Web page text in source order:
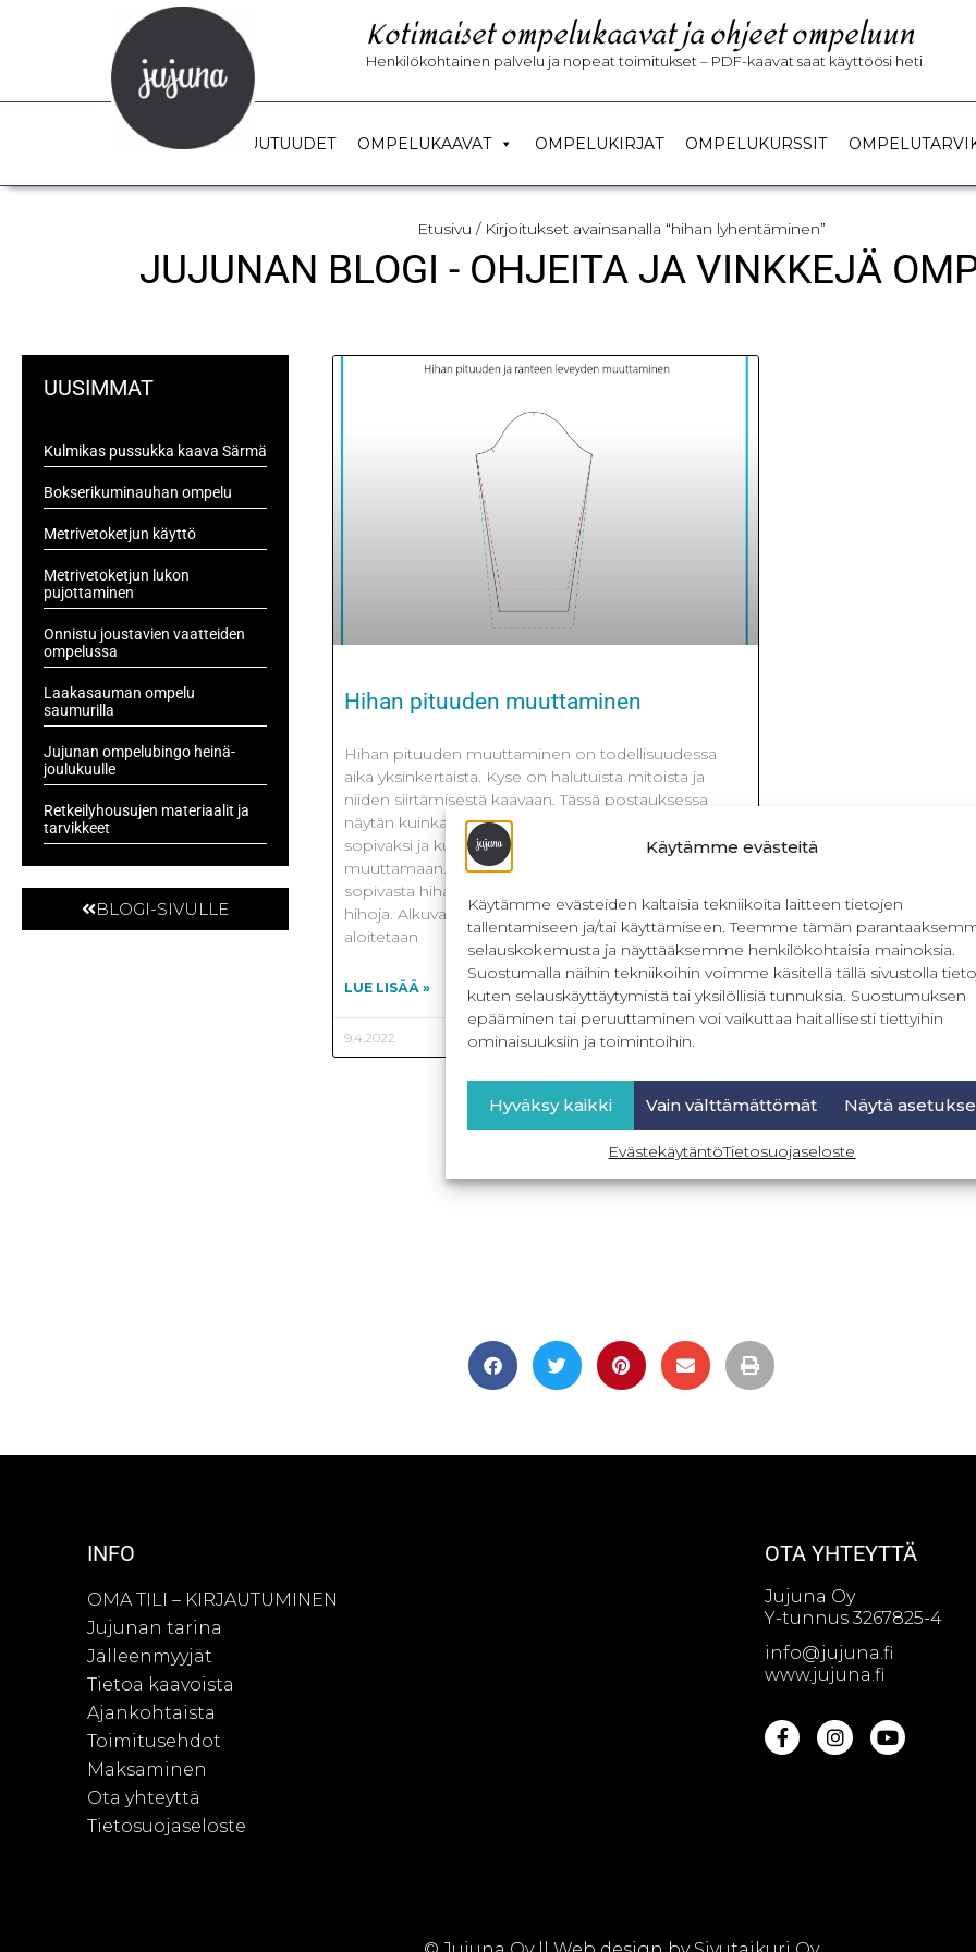
Käytämme evästeitä
Käytämme evästeiden kaltaisia tekniikoita laitteen tietojen
tallentamiseen ja/tai käyttämiseen. Teemme tämän
selauskokemusta ja näyttääksemme henkilökohtaisia mainoksia.
Suostumalla näihin tekniikoihin voimme käsitellä tällä sivustolla
kuten selauskäyttäytymistä tai yksilöllisiä tunnuksia. Suostumuksen
epääminen tai peruuttaminen voi vaikuttaa haitallisesti tiettyihin
ominaisuuksiin ja toimintoihin.
Hyväksy kaikki Vain välttämättömät Näytä
EvästekäytäntöTietosuojaseloste
Kotimaiset ompelukaavat ja ohjeet ompeluun
Henkilökohtainen palvelu ja nopeat toimitukset – PDF-kaavat saat käyttöösi heti
UUTUUDET OMPELUKAAVAT OMPELUKIRJAT OMPELUKURSSIT
Etusivu / Kirjoitukset avainsanalla “hihan lyhentäminen”
JUJUNAN BLOGI - OHJEITA JA VINKKEJÄ
UUSIMMAT
Kulmikas pussukka kaava Särmä
Bokserikuminauhan ompelu
Metrivetoketjun käyttö
Metrivetoketjun lukon
pujottaminen
Onnistu joustavien vaatteiden
ompelussa
Laakasauman ompelu
saumurilla
Jujunan ompelubingo heinä-
joulukuulle
Retkeilyhousujen materiaalit ja
tarvikkeet
BLOGI-SIVULLE
Hihan pituuden muuttaminen
Hihan pituuden muuttaminen on todellisuudessa
aika yksinkertaista. Kyse on halutuista mitoista ja
niiden siirtämisestä kaavaan. Tässä postauksessa
näytän kuinka hihan pituuden saa omaan käteen
sopivaksi ja kuinka ranteen leveyttä pystyy
muuttamaan. Tekstin lopussa on ohje kuinka omasta
sopivasta hihan kaavasta saat muutettua eri pituisia
hihoja. Alkuvalmistelut Kaavaan tehtävät muutokset
aloitetaan
LUE LISÄÄ »
9.4.2022
INFO
OMA TILI – KIRJAUTUMINEN
Jujunan tarina
Jälleenmyyjät
Tietoa kaavoista
Ajankohtaista
Toimitusehdot
Maksaminen
Ota yhteyttä
Tietosuojaseloste
OTA YHTEYTTÄ
Jujuna Oy
Y-tunnus 3267825-4
info@jujuna.fi
www.jujuna.fi